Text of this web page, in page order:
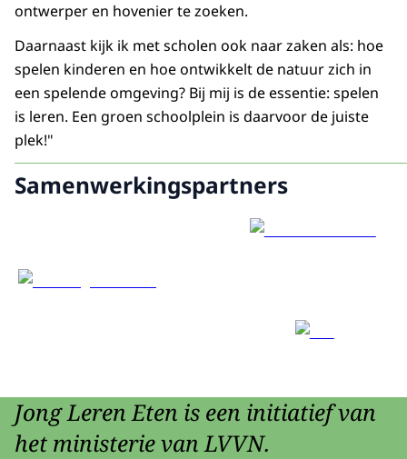
ontwerper en hovenier te zoeken.
Daarnaast kijk ik met scholen ook naar zaken als: hoe
spelen kinderen en hoe ontwikkelt de natuur zich in
een spelende omgeving? Bij mij is de essentie: spelen
is leren. Een groen schoolplein is daarvoor de juiste
plek!"
Samenwerkingspartners
Jong Leren Eten is een initiatief van
het ministerie van LVVN.